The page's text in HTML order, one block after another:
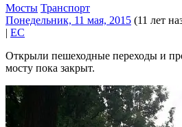
Мосты Транспорт
Понедельник, 11 мая, 2015 (11 лет
| EC
Открыли пешеходные переходы и
мосту пока закрыт.